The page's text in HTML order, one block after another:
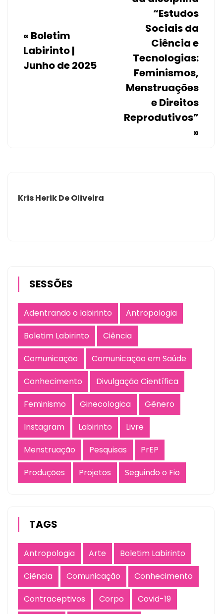
« Boletim
Labirinto |
Junho de 2025
“Estudos
Sociais da
Ciência e
Tecnologias:
Feminismos,
Menstruações
e Direitos
Reprodutivos”
»
Kris Herik De Oliveira
SESSÕES
Adentrando o labirinto
Antropologia
Boletim Labirinto
Ciência
Comunicação
Comunicação em Saúde
Conhecimento
Divulgação Científica
Feminismo
Ginecologica
Gênero
Instagram
Labirinto
Livre
Menstruação
Pesquisas
PrEP
Produções
Projetos Seguindo o Fio
TAGS
Antropologia Arte
Boletim Labirinto
Ciência
Comunicação
Conhecimento
Contraceptivos
Corpo Covid-19